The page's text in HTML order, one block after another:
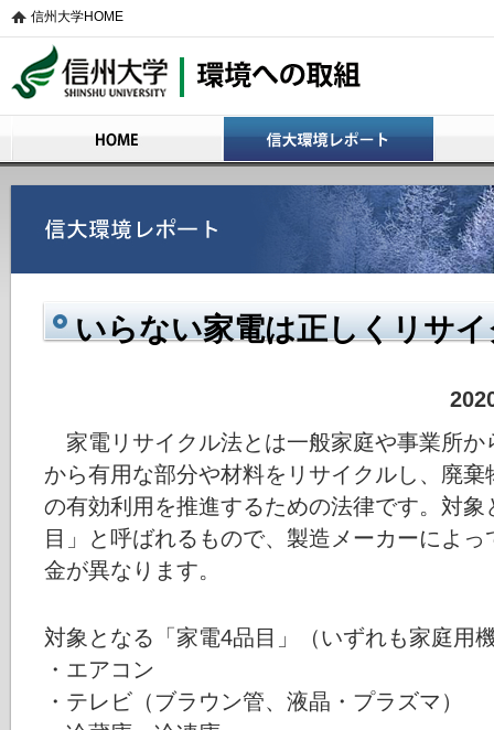
信州大学HOME
信州大学 環境への取組
いらない家電は正しくリサ
家電リサイクル法とは一般家庭や事業所か
から有用な部分や材料をリサイクルし、廃
の有効利用を推進するための法律です。対
目」と呼ばれるもので、製造メーカーによ
金が異なります。
対象となる「家電4品目」（いずれも家庭用
・エアコン
・テレビ（ブラウン管、液晶・プラズマ）